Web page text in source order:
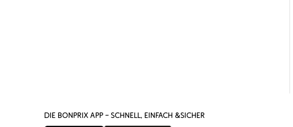
DIE BONPRIX APP – SCHNELL, EINFACH &SICHER